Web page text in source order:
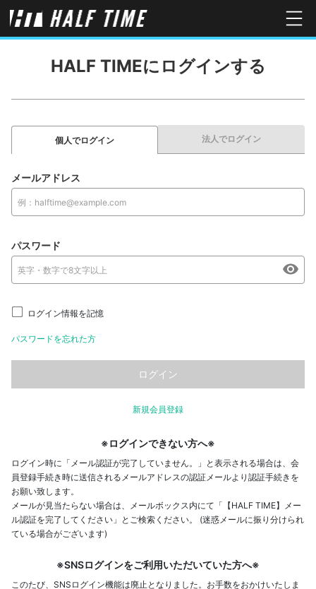
HALF TIMEにログインする
個人でログイン 法人でログイン
メールアドレス
パスワード
ログイン情報を記憶
パスワードを忘れた方
新規会員登録
※ログインできない方へ※
ログイン時に「メール認証が完了していません。」と表示される場合は、会
員登録手続き時に送信されるメールアドレスの認証メールより認証手続きを
お願い致します。
メールが見当たらない場合は、メールボックス内にて「【HALF TIME】メー
ル認証を完了してください」とご検索ください。 (迷惑メールに振り分けられ
ている場合がございます)
※SNSログインをご利用いただいていた方へ※
このたび、SNSログイン機能は廃止となりました。お手数をおかけいたしま